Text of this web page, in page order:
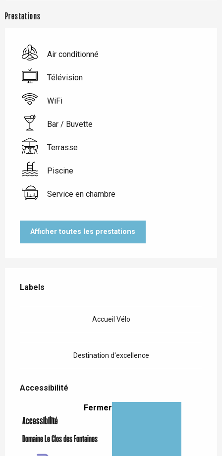
Prestations
Air conditionné
Télévision
WiFi
Bar / Buvette
Terrasse
Piscine
Service en chambre
Afficher toutes les prestations
Labels
Labels
Accueil Vélo
Destination d'excellence
Accessibilité
Fermer
Accessibilité
Domaine Le Clos des Fontaines